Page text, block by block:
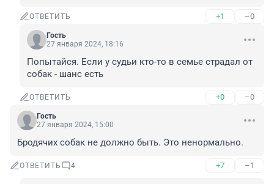
ОТВЕТИТЬ +1 –0
Гость
27 января 2024, 18:16
Попытайся. Если у судьи кто-то в семье страдал от
собак - шанс есть
ОТВЕТИТЬ +0 –0
Гость
27 января 2024, 15:00
Бродячих собак не должно быть. Это ненормально.
ОТВЕТИТЬ 4 +7 –1